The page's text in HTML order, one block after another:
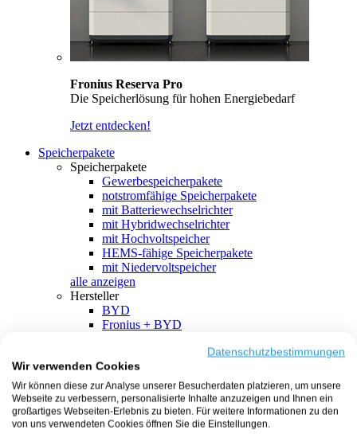
Fronius Reserva Pro
Die Speicherlösung für hohen Energiebedarf
Jetzt entdecken!
Speicherpakete
Speicherpakete
Gewerbespeicherpakete
notstromfähige Speicherpakete
mit Batteriewechselrichter
mit Hybridwechselrichter
mit Hochvoltspeicher
HEMS-fähige Speicherpakete
mit Niedervoltspeicher
alle anzeigen
Hersteller
BYD
Fronius + BYD
SMA + BYD
EcoFlow
EcoFlow + EcoFlow
FENECON
FENECON + FENECON
Datenschutzbestimmungen
Wir verwenden Cookies
Wir können diese zur Analyse unserer Besucherdaten platzieren, um unsere
Webseite zu verbessern, personalisierte Inhalte anzuzeigen und Ihnen ein
großartiges Webseiten-Erlebnis zu bieten. Für weitere Informationen zu den
von uns verwendeten Cookies öffnen Sie die Einstellungen.